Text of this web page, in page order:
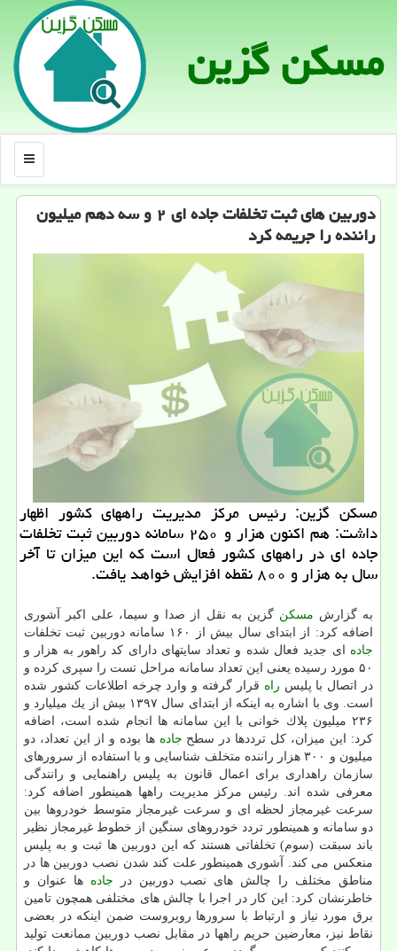
مسكن گزین
منو
دوربین های ثبت تخلفات جاده ای ۲ و سه دهم میلیون
راننده را جریمه كرد
مسكن گزین: رئیس مركز مدیریت راههای كشور اظهار
داشت: هم اكنون هزار و ۲۵۰ سامانه دوربین ثبت تخلفات
جاده ای در راههای كشور فعال است كه این میزان تا آخر
سال به هزار و ۸۰۰ نقطه افزایش خواهد یافت.
به گزارش مسكن گزین به نقل از صدا و سیما، علی اكبر آشوری
اضافه كرد: از ابتدای سال بیش از ۱۶۰ سامانه دوربین ثبت تخلفات
جاده ای جدید فعال شده و تعداد سایتهای دارای كد راهور به هزار و
۵۰ مورد رسیده یعنی این تعداد سامانه مراحل تست را سپری كرده و
در اتصال با پلیس راه قرار گرفته و وارد چرخه اطلاعات كشور شده
است. وی با اشاره به اینكه از ابتدای سال ۱۳۹۷ بیش از یك میلیارد و
۲۳۶ میلیون پلاك خوانی با این سامانه ها انجام شده است، اضافه
كرد: این میزان، كل ترددها در سطح جاده ها بوده و از این تعداد، دو
میلیون و ۳۰۰ هزار راننده متخلف شناسایی و با استفاده از سرورهای
سازمان راهداری برای اعمال قانون به پلیس راهنمایی و رانندگی
معرفی شده اند. رئیس مركز مدیریت راهها همینطور اضافه كرد:
سرعت غیرمجاز لحظه ای و سرعت غیرمجاز متوسط خودروها بین
دو سامانه و همینطور تردد خودروهای سنگین از خطوط غیرمجاز نظیر
باند سبقت (سوم) تخلفاتی هستند كه این دوربین ها ثبت و به پلیس
منعكس می كند. آشوری همینطور علت كند شدن نصب دوربین ها در
مناطق مختلف را چالش های نصب دوربین در جاده ها عنوان و
خاطرنشان كرد: این كار در اجرا با چالش های مختلفی همچون تامین
برق مورد نیاز و ارتباط با سرورها روبروست ضمن اینكه در بعضی
نقاط نیز، معارضین حریم راهها در مقابل نصب دوربین ممانعت تولید